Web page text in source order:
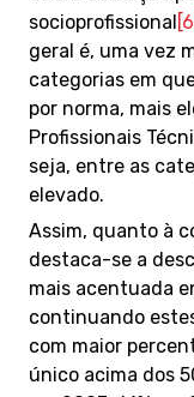
socioprofissional
geral é, uma vez
categorias em
por norma, mais
Profissionais
seja, entre as
elevado.
Assim, quanto à
destaca-se a
mais acentuada
continuando
com maior
único acima dos